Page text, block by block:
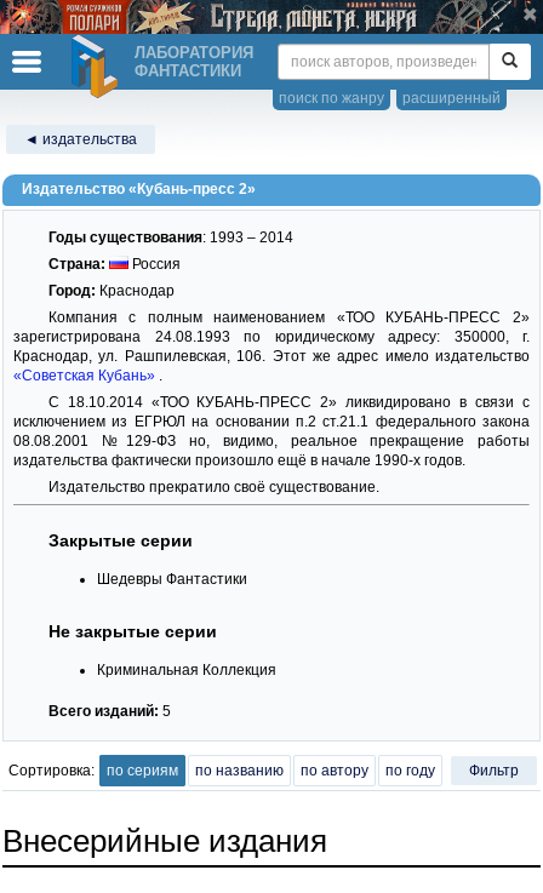
ЛАБОРАТОРИЯ
ФАНТАСТИКИ
расширенный
поиск по жанру
◄ издательства
Издательство «Кубань-пресс 2»
Годы существования: 1993 – 2014
Страна:
Россия
Город: Краснодар
Компания с полным наименованием «ТОО КУБАНЬ-ПРЕСС 2»
зарегистрирована 24.08.1993 по юридическому адресу: 350000, г.
Краснодар, ул. Рашпилевская, 106. Этот же адрес имело издательство
«Советская Кубань» .
С 18.10.2014 «ТОО КУБАНЬ-ПРЕСС 2» ликвидировано в связи с
исключением из ЕГРЮЛ на основании п.2 ст.21.1 федерального закона
08.08.2001 №129-ФЗ но, видимо, реальное прекращение работы
издательства фактически произошло ещё в начале 1990-х годов.
Издательство прекратило своё существование.
Закрытые серии
Шедевры Фантастики
Не закрытые серии
Криминальная Коллекция
Всего изданий: 5
Сортировка: по сериям по названию по автору по году Фильтр
Внесерийные издания